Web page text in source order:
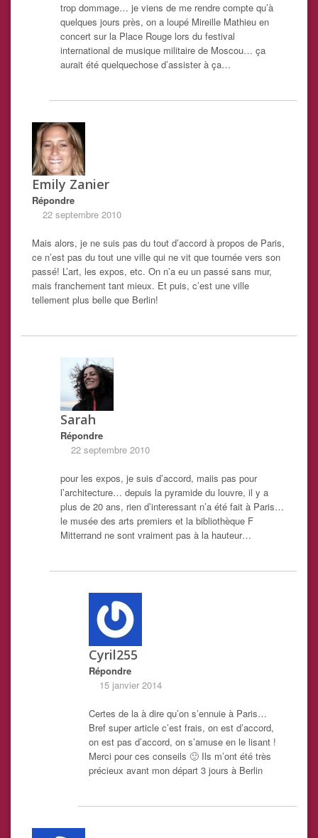
trop dommage… je viens de me rendre compte qu’à
quelques jours près, on a loupé Mireille Mathieu en
concert sur la Place Rouge lors du festival
international de musique militaire de Moscou… ça
aurait été quelquechose d’assister à ça…
Emily Zanier
Répondre
22 septembre 2010
Mais alors, je ne suis pas du tout d’accord à propos de Paris,
ce n’est pas du tout une ville qui ne vit que tournée vers son
passé! L’art, les expos, etc. On n’a eu un passé sans mur,
mais franchement tant mieux. Et puis, c’est une ville
tellement plus belle que Berlin!
Sarah
Répondre
22 septembre 2010
pour les expos, je suis d’accord, maiis pas pour
l’architecture… depuis la pyramide du louvre, il y a
plus de 20 ans, rien d’interessant n’a été fait à Paris…
le musée des arts premiers et la bibliothèque F
Mitterrand ne sont vraiment pas à la hauteur…
Cyril255
Répondre
15 janvier 2014
Certes de la à dire qu’on s’ennuie à Paris…
Bref super article c’est frais, on est d’accord,
on est pas d’accord, on s’amuse en le lisant !
Merci pour ces conseils 🙂 Ils m’ont été très
précieux avant mon départ 3 jours à Berlin